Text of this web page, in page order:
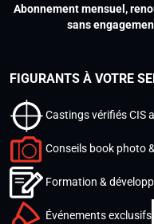
Abonnement mensuel,
sans
FIGURANTS À VOTRE
Castings vérifiés CIS
Conseils book photo
Formation &
Événements exclusifs